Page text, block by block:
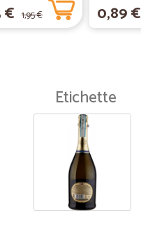
€ 1,95 € 0,89 €
Etichette